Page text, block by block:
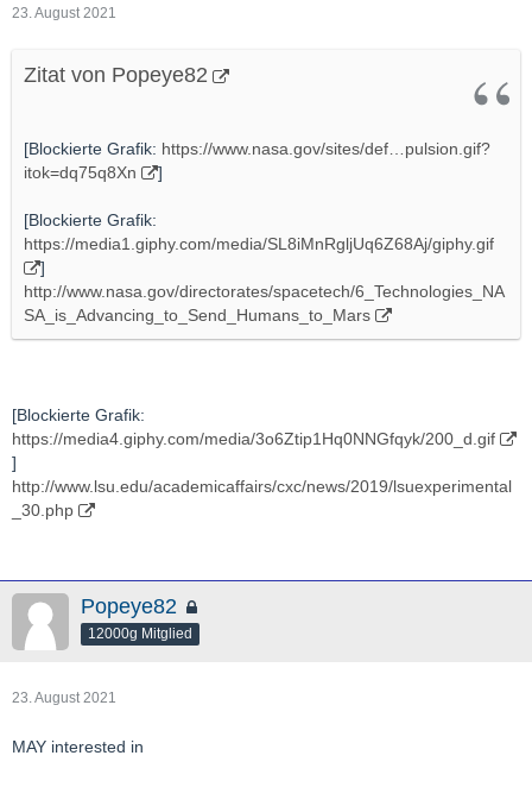
http://www.youtube.com/watch?v=HRXVkJjjARo
and Aerospace Engineering team shows the world's first
continuously operating H2/O2 rotating detonation engine firing -
http://www.japantimes.co.jp/news/2021/07/27/national/science-
health/japan-rocket-engine-test/
23. August 2021
Zitat von Popeye82
[Blockierte Grafik: https://www.nasa.gov/sites/def…pulsion.gif?
itok=dq75q8Xn
]
[Blockierte Grafik:
https://media1.giphy.com/media/SL8iMnRgljUq6Z68Aj/giphy.gif
]
http://www.nasa.gov/directorates/spacetech/6_Technologies_NA
SA_is_Advancing_to_Send_Humans_to_Mars
[Blockierte Grafik:
https://media4.giphy.com/media/3o6Ztip1Hq0NNGfqyk/200_d.gif
]
http://www.lsu.edu/academicaffairs/cxc/news/2019/lsuexperimental
_30.php
Popeye82
12000g Mitglied
23. August 2021
MAY interested in